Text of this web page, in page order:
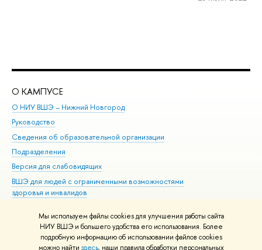
Мы используем файлы cookies для улучшения работы сайта
НИУ ВШЭ и большего удобства его использования. Более
подробную информацию об использовании файлов cookies
можно найти здесь, наши правила обработки персональных
О КАМПУСЕ
О НИУ ВШЭ – Нижний Новгород
Руководство
Сведения об образовательной организации
Подразделения
Версия для слабовидящих
ВШЭ для людей с ограниченными возможностями
здоровья и инвалидов